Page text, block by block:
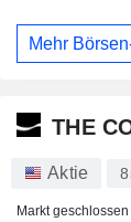
Mehr
THE
Aktie
Markt geschlossen